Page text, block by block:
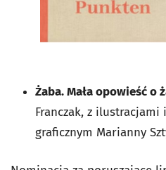
Żaba. Mała opowieść o
Franczak, z
graficznym Marianny